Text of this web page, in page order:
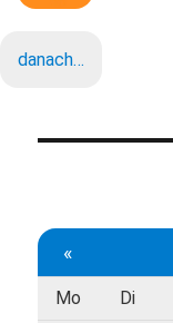
danach…
«
Mo Di